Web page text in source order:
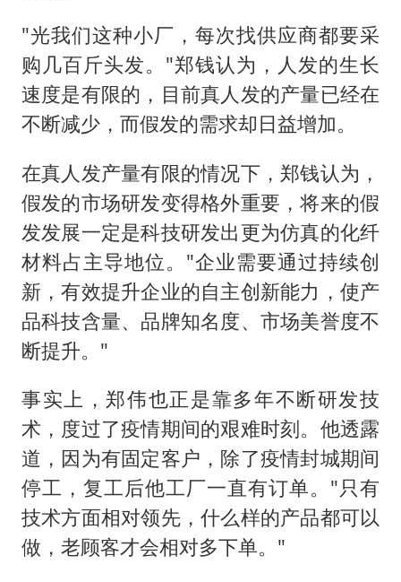
"光我们这种小厂，每次找供应商都要采
购几百斤头发。"郑钱认为，人发的生长
速度是有限的，目前真人发的产量已经在
不断减少，而假发的需求却日益增加。
在真人发产量有限的情况下，郑钱认为，
假发的市场研发变得格外重要，将来的假
发发展一定是科技研发出更为仿真的化纤
材料占主导地位。"企业需要通过持续创
新，有效提升企业的自主创新能力，使产
品科技含量、品牌知名度、市场美誉度不
断提升。"
事实上，郑伟也正是靠多年不断研发技
术，度过了疫情期间的艰难时刻。他透露
道，因为有固定客户，除了疫情封城期间
停工，复工后他工厂一直有订单。"只有
技术方面相对领先，什么样的产品都可以
做，老顾客才会相对多下单。"